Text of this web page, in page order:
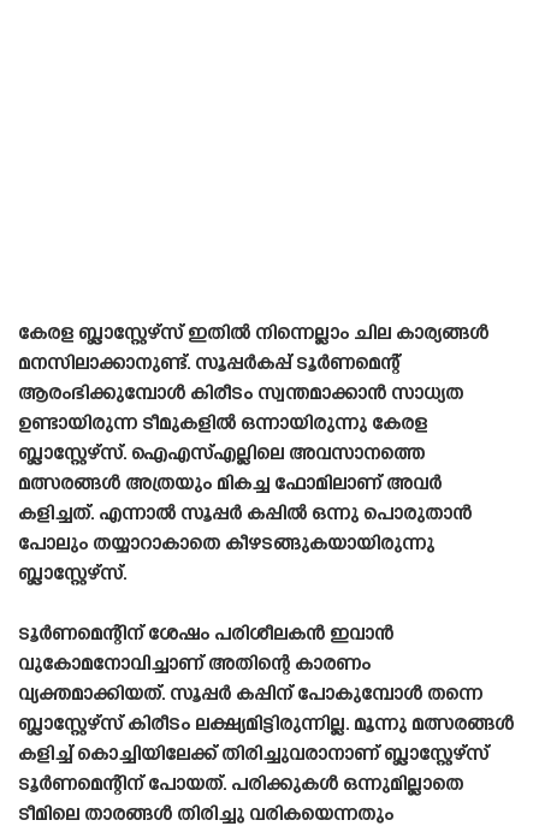
കേരള ബ്ലാസ്റ്റേഴ്‌സ് ഇതിൽ നിന്നെല്ലാം ചില കാര്യങ്ങൾ
മനസിലാക്കാനുണ്ട്. സൂപ്പർകപ്പ് ടൂർണമെന്റ്
ആരംഭിക്കുമ്പോൾ കിരീടം സ്വന്തമാക്കാൻ സാധ്യത
ഉണ്ടായിരുന്ന ടീമുകളിൽ ഒന്നായിരുന്നു കേരള
ബ്ലാസ്റ്റേഴ്‌സ്. ഐഎസ്എല്ലിലെ അവസാനത്തെ
മത്സരങ്ങൾ അത്രയും മികച്ച ഫോമിലാണ് അവർ
കളിച്ചത്. എന്നാൽ സൂപ്പർ കപ്പിൽ ഒന്നു പൊരുതാൻ
പോലും തയ്യാറാകാതെ കീഴടങ്ങുകയായിരുന്നു
ബ്ലാസ്റ്റേഴ്‌സ്.
ടൂർണമെന്റിന് ശേഷം പരിശീലകൻ ഇവാൻ
വുകോമനോവിച്ചാണ് അതിന്റെ കാരണം
വ്യക്തമാക്കിയത്. സൂപ്പർ കപ്പിന് പോകുമ്പോൾ തന്നെ
ബ്ലാസ്റ്റേഴ്‌സ് കിരീടം ലക്ഷ്യമിട്ടിരുന്നില്ല. മൂന്നു മത്സരങ്ങൾ
കളിച്ച് കൊച്ചിയിലേക്ക് തിരിച്ചുവരാനാണ് ബ്ലാസ്റ്റേഴ്‌സ്
ടൂർണമെന്റിന് പോയത്. പരിക്കുകൾ ഒന്നുമില്ലാതെ
ടീമിലെ താരങ്ങൾ തിരിച്ചു വരികയെന്നതും